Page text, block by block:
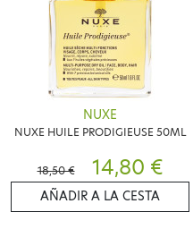
NUXE
NUXE HUILE PRODIGIEUSE 50ML
18,50 € 14,80 €
AÑADIR A LA CESTA